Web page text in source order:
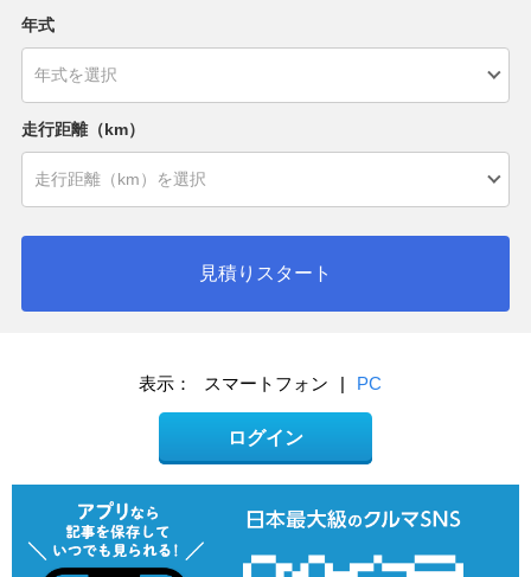
年式
走行距離（km）
見積りスタート
表示： スマートフォン | PC
ログイン